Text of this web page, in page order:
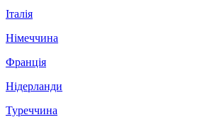
Італія
Німеччина
Франція
Нідерланди
Туреччина